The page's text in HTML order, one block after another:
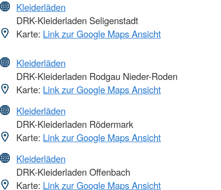
Kleiderläden
DRK-Kleiderladen Seligenstadt
Karte: Link zur Google Maps Ansicht
Kleiderläden
DRK-Kleiderladen Rodgau Nieder-Roden
Karte: Link zur Google Maps Ansicht
Kleiderläden
DRK-Kleiderladen Rödermark
Karte: Link zur Google Maps Ansicht
Kleiderläden
DRK-Kleiderladen Offenbach
Karte: Link zur Google Maps Ansicht